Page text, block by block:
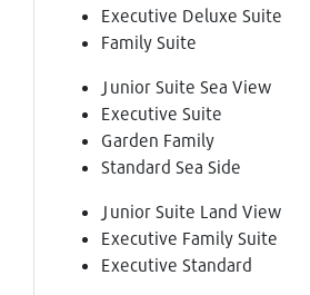
Executive Deluxe Suite
Family Suite
Junior Suite Sea View
Executive Suite
Garden Family
Standard Sea Side
Junior Suite Land View
Executive Family Suite
Executive Standard